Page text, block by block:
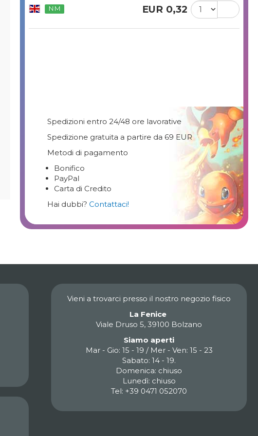
Spedizioni entro 24/48 ore lavorative
Spedizione gratuita a partire da 69 EUR
Metodi di pagamento
Bonifico
PayPal
Carta di Credito
Hai dubbi?Contattaci!
NM EUR 0,32
Vieni a trovarci presso il nostro negozio fisico
La Fenice
Viale Druso 5, 39100 Bolzano
Siamo aperti
Mar - Gio: 15 - 19 / Mer - Ven: 15 - 23
Sabato: 14 - 19.
Domenica: chiuso
Lunedì: chiuso
Tel: +39 0471 052070